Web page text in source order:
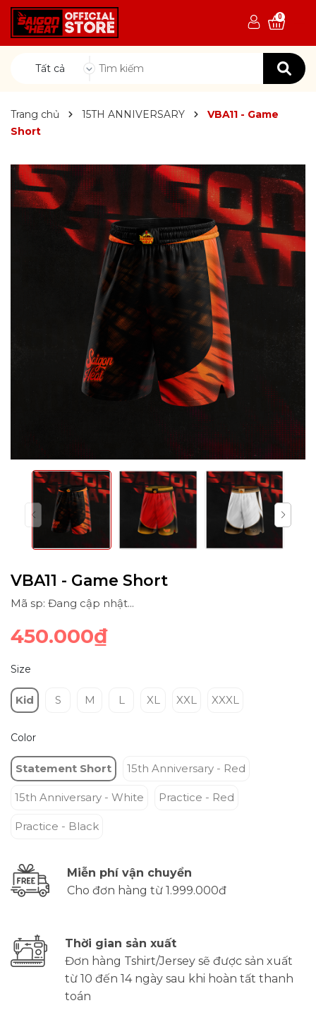
Tất cả
0
Trang chủ 15TH ANNIVERSARY
VBA11 - Game
Short
VBA11 - Game Short
Mã sp: Đang cập nhật...
450.000₫
Size
Kid S M L XL XXL XXXL
Color
Statement Short 15th Anniversary - Red
15th Anniversary - White Practice - Red
Practice - Black
Miễn phí vận chuyển
Cho đơn hàng từ 1.999.000đ
Thời gian sản xuất
Đơn hàng Tshirt/Jersey sẽ được sản xuất
từ 10 đến 14 ngày sau khi hoàn tất thanh
toán